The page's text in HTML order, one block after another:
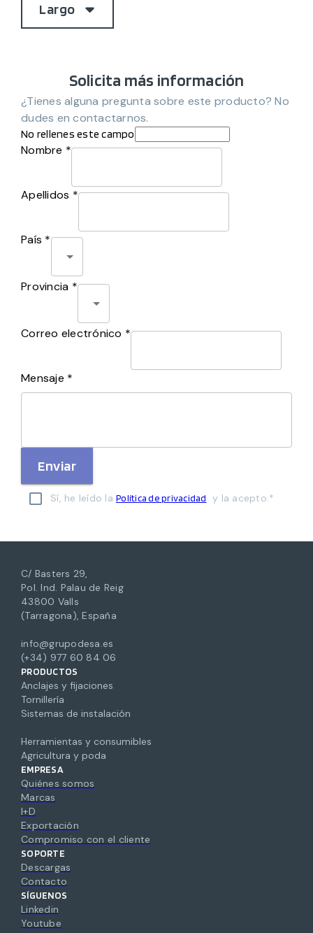
Largo
Solicita más información
¿Tienes alguna pregunta sobre este producto? No
dudes en contactarnos.
No rellenes este campo
Nombre *
Apellidos *
País *
Provincia *
Correo electrónico *
Mensaje *
Enviar
Sí, he leído la Política de privacidad y la acepto.*
C/ Basters 29,
Pol. Ind. Palau de Reig
43800 Valls
(Tarragona), España
info@grupodesa.es
(+34) 977 60 84 06
PRODUCTOS
Anclajes y fijaciones
Tornillería
Sistemas de instalación
Herramientas y consumibles
Agricultura y poda
EMPRESA
Quiénes somos
Marcas
I+D
Exportación
Compromiso con el cliente
SOPORTE
Descargas
Contacto
SÍGUENOS
Linkedin
Youtube